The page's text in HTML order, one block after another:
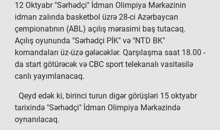
12 Oktyabr "Sərhədçi" İdman Olimpiya Mərkəzinin
idman zalında basketbol üzrə 28-ci Azərbaycan
çempionatının (ABL) açılış mərasimi baş tutacaq.
Açılış oyununda "Sərhədçi PİK" və "NTD BK"
komandaları üz-üzə gələcəklər. Qarşılaşma saat 18.00 -
da start götürəcək və CBC sport telekanalı vasitəsilə
canlı yayımlanacaq.
Qeyd edək ki, birinci turun digər görüşləri 15 oktyabr
tarixində "Sərhədçi" İdman Olimpiya Mərkəzində
oynanılacaq.